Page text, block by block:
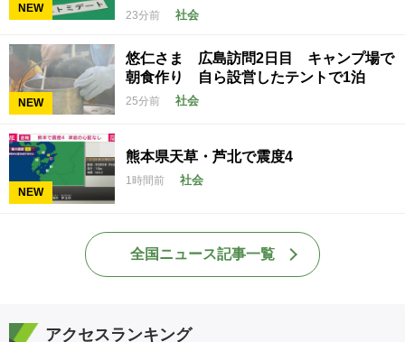
NEW
23分前 社会
NEW
悠仁さま 広島訪問2日目 キャンプ場で
朝食作り 自ら設営したテントで1泊
25分前 社会
NEW
熊本県天草・芦北で震度4
1時間前 社会
全国ニュース記事一覧
アクセスランキング